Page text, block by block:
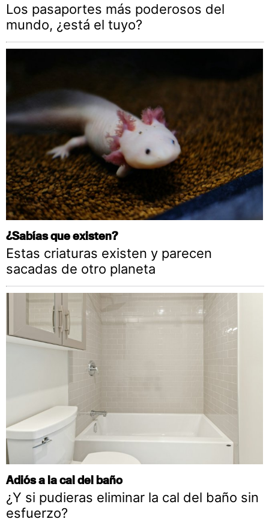
Los pasaportes más poderosos del
mundo, ¿está el tuyo?
¿Sabías que existen?
Estas criaturas existen y parecen
sacadas de otro planeta
Adiós a la cal del baño
¿Y si pudieras eliminar la cal del baño sin
esfuerzo?